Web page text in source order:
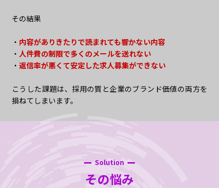
その結果――
・ 内容がありきたりで読まれても響かない内容
・ 人件費の制限で多くのメールを送れない
・ 返信率が悪くて安定した求人募集ができない
こうした課題は、採用の質と企業のブランド価値の両方を
損ねてしまいます。
Solution
その悩み